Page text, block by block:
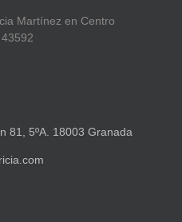
Martínez en Centro
81, 5ºA. 18003 Granada